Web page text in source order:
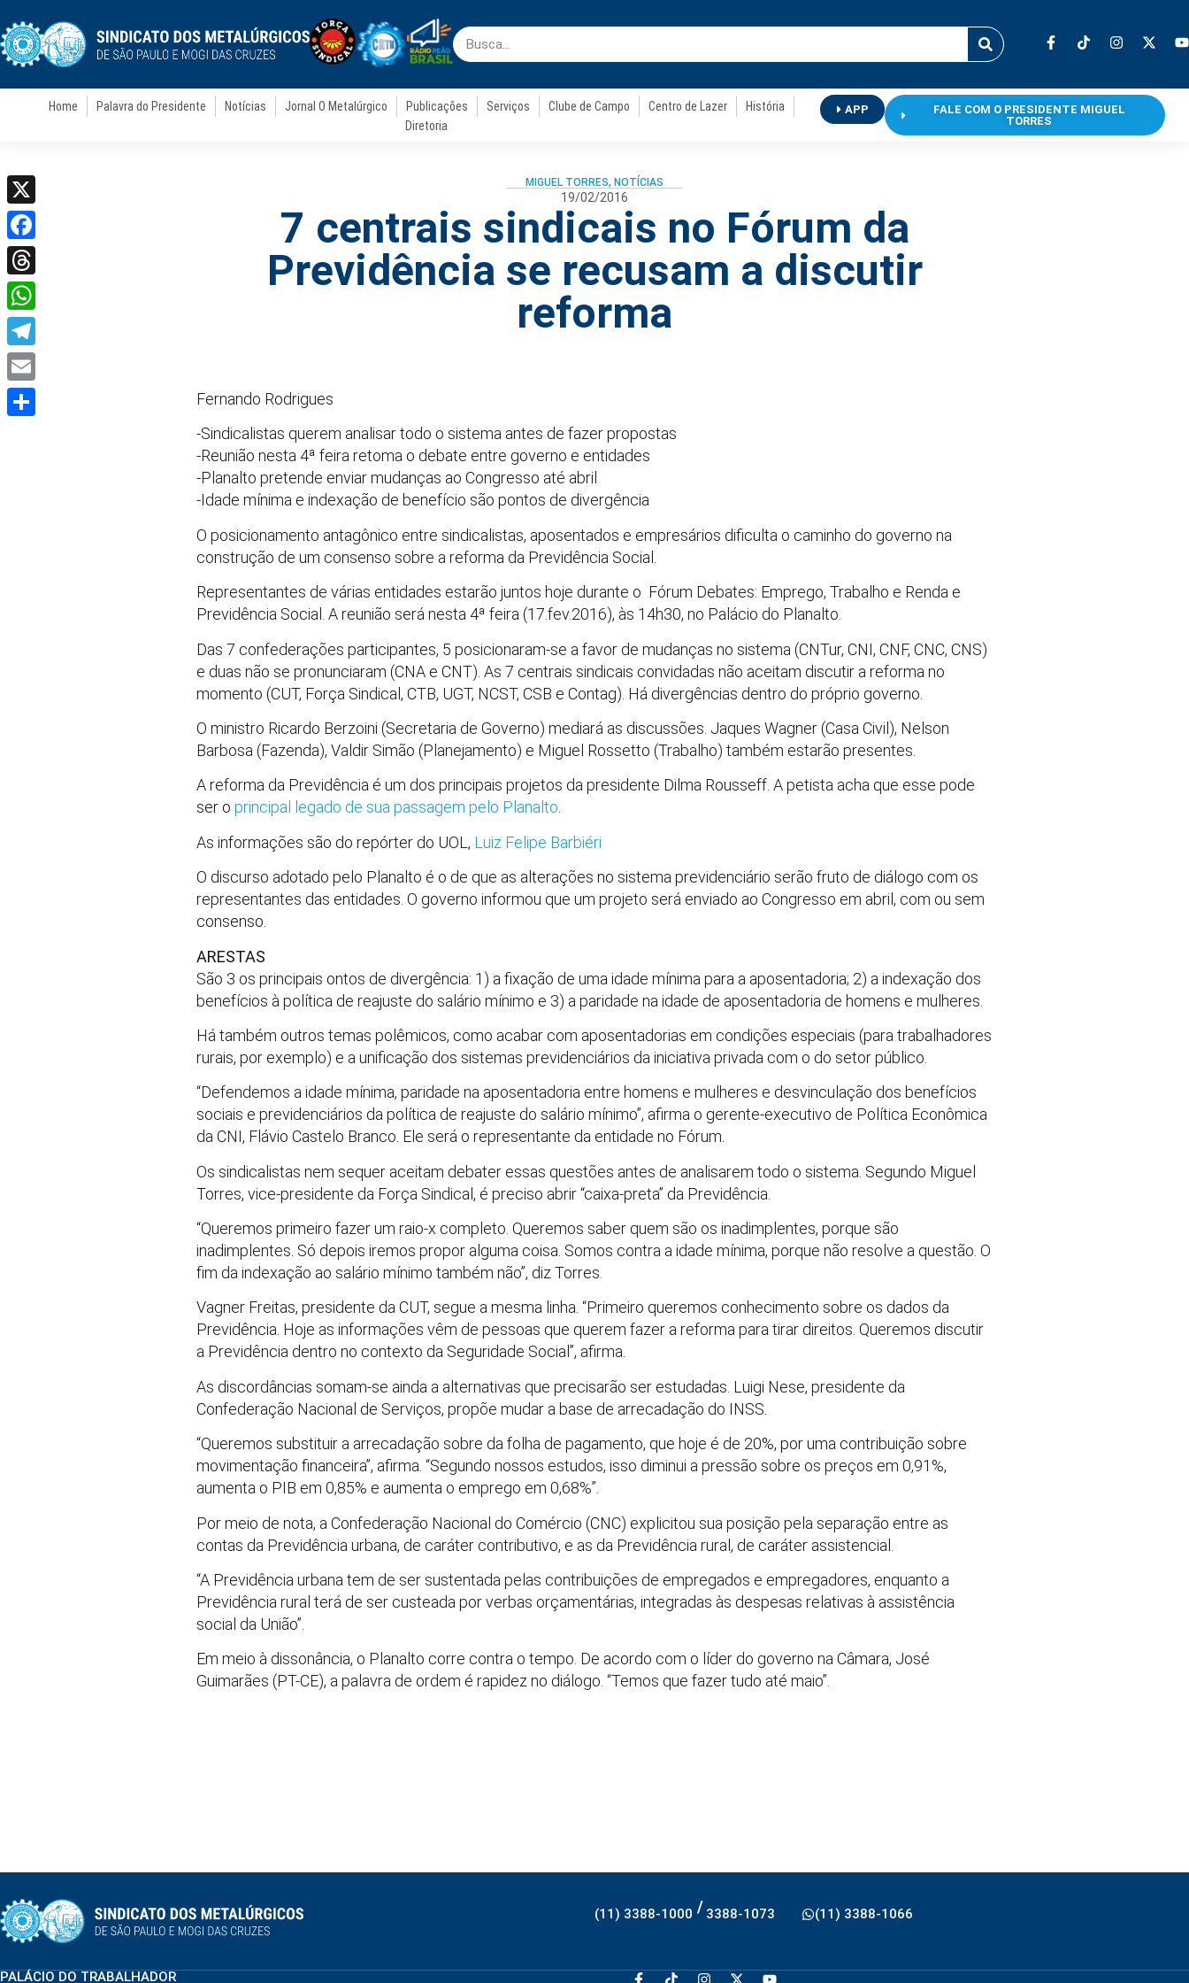
Home Palavra do Presidente Notícias Jornal O Metalúrgico Publicações Serviços Clube de Campo Centro de Lazer
História
Diretoria
APP
FALE COM O PRESIDENTE MIGUEL
TORRES
MIGUEL TORRES, NOTÍCIAS
19/02/2016
7 centrais sindicais no Fórum da
Previdência se recusam a discutir
reforma
Fernando Rodrigues
-Sindicalistas querem analisar todo o sistema antes de fazer propostas
-Reunião nesta 4ª feira retoma o debate entre governo e entidades
-Planalto pretende enviar mudanças ao Congresso até abril
-Idade mínima e indexação de benefício são pontos de divergência
O posicionamento antagônico entre sindicalistas, aposentados e empresários dificulta o caminho do governo na
construção de um consenso sobre a reforma da Previdência Social.
Representantes de várias entidades estarão juntos hoje durante o Fórum Debates: Emprego, Trabalho e Renda e
Previdência Social. A reunião será nesta 4ª feira (17.fev.2016), às 14h30, no Palácio do Planalto.
Das 7 confederações participantes, 5 posicionaram-se a favor de mudanças no sistema (CNTur, CNI, CNF, CNC, CNS)
e duas não se pronunciaram (CNA e CNT). As 7 centrais sindicais convidadas não aceitam discutir a reforma no
momento (CUT, Força Sindical, CTB, UGT, NCST, CSB e Contag). Há divergências dentro do próprio governo.
O ministro Ricardo Berzoini (Secretaria de Governo) mediará as discussões. Jaques Wagner (Casa Civil), Nelson
Barbosa (Fazenda), Valdir Simão (Planejamento) e Miguel Rossetto (Trabalho) também estarão presentes.
A reforma da Previdência é um dos principais projetos da presidente Dilma Rousseff. A petista acha que esse pode
ser o principal legado de sua passagem pelo Planalto.
As informações são do repórter do UOL, Luiz Felipe Barbiéri
O discurso adotado pelo Planalto é o de que as alterações no sistema previdenciário serão fruto de diálogo com os
representantes das entidades. O governo informou que um projeto será enviado ao Congresso em abril, com ou sem
consenso.
ARESTAS
São 3 os principais ontos de divergência: 1) a fixação de uma idade mínima para a aposentadoria; 2) a indexação dos
benefícios à política de reajuste do salário mínimo e 3) a paridade na idade de aposentadoria de homens e mulheres.
Há também outros temas polêmicos, como acabar com aposentadorias em condições especiais (para trabalhadores
rurais, por exemplo) e a unificação dos sistemas previdenciários da iniciativa privada com o do setor público.
“Defendemos a idade mínima, paridade na aposentadoria entre homens e mulheres e desvinculação dos benefícios
sociais e previdenciários da política de reajuste do salário mínimo”, afirma o gerente-executivo de Política Econômica
da CNI, Flávio Castelo Branco. Ele será o representante da entidade no Fórum.
Os sindicalistas nem sequer aceitam debater essas questões antes de analisarem todo o sistema. Segundo Miguel
Torres, vice-presidente da Força Sindical, é preciso abrir “caixa-preta” da Previdência.
“Queremos primeiro fazer um raio-x completo. Queremos saber quem são os inadimplentes, porque são
inadimplentes. Só depois iremos propor alguma coisa. Somos contra a idade mínima, porque não resolve a questão. O
fim da indexação ao salário mínimo também não”, diz Torres.
Vagner Freitas, presidente da CUT, segue a mesma linha. “Primeiro queremos conhecimento sobre os dados da
Previdência. Hoje as informações vêm de pessoas que querem fazer a reforma para tirar direitos. Queremos discutir
a Previdência dentro no contexto da Seguridade Social”, afirma.
As discordâncias somam-se ainda a alternativas que precisarão ser estudadas. Luigi Nese, presidente da
Confederação Nacional de Serviços, propõe mudar a base de arrecadação do INSS.
“Queremos substituir a arrecadação sobre da folha de pagamento, que hoje é de 20%, por uma contribuição sobre
movimentação financeira”, afirma. “Segundo nossos estudos, isso diminui a pressão sobre os preços em 0,91%,
aumenta o PIB em 0,85% e aumenta o emprego em 0,68%”.
Por meio de nota, a Confederação Nacional do Comércio (CNC) explicitou sua posição pela separação entre as
contas da Previdência urbana, de caráter contributivo, e as da Previdência rural, de caráter assistencial.
“A Previdência urbana tem de ser sustentada pelas contribuições de empregados e empregadores, enquanto a
Previdência rural terá de ser custeada por verbas orçamentárias, integradas às despesas relativas à assistência
social da União”.
Em meio à dissonância, o Planalto corre contra o tempo. De acordo com o líder do governo na Câmara, José
Guimarães (PT-CE), a palavra de ordem é rapidez no diálogo. “Temos que fazer tudo até maio”.
(11) 3388-1000 / 3388-1073 (11) 3388-1066
PALÁCIO DO TRABALHADOR
X
Facebook
Threads
WhatsApp
Telegram
Email